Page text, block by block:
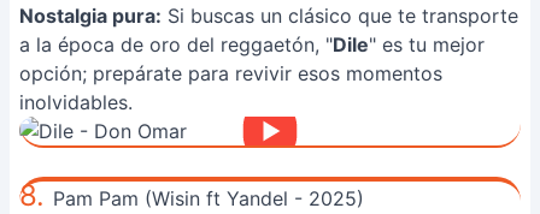
Nostalgia pura: Si buscas un clásico que te transporte
a la época de oro del reggaetón, "Dile" es tu mejor
opción; prepárate para revivir esos momentos
inolvidables.
8. Pam Pam (Wisin ft Yandel - 2025)